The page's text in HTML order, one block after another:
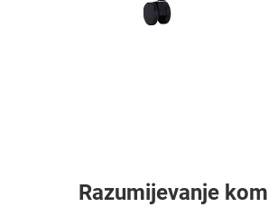
Razumijevanje